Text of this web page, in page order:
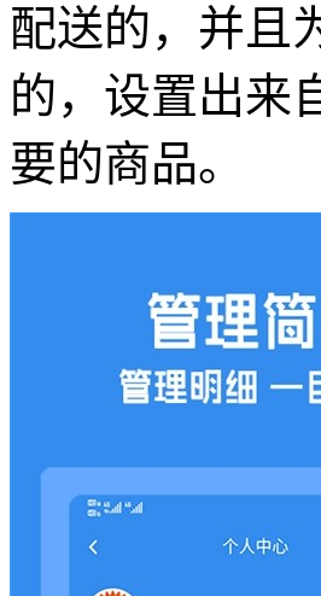
配送的，并且
的，设置出来
要的商品。